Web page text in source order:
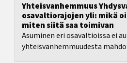
Yhteisvanhemmuus
osavaltiorajojen yli: mikä
miten siitä saa toimivan
Asuminen eri osavaltioissa ei
yhteisvanhemmuudesta